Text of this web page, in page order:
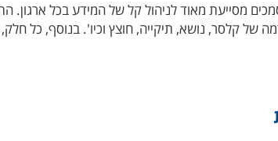
מסייעת מאוד לניהול קל של המידע בכל
קלסר, נושא, תיקייה, חוצץ וכיו'. בנוסף, כל